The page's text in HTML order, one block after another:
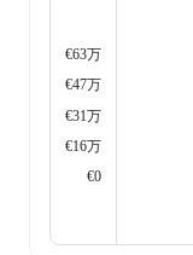
€63万
€47万
€31万
€16万
€0